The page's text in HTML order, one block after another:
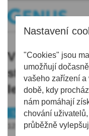
Nastavení
"Cookies" jsou
umožňují
vašeho zařízení a
době, kdy
nám pomáhají
chování
průběžně
V
stavba
let jich
Semilsko
12.09.2019 | 13:57